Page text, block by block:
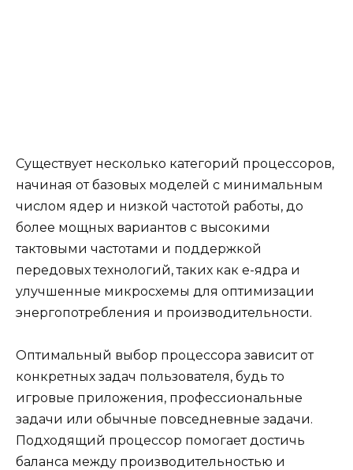
Существует несколько категорий процессоров,
начиная от базовых моделей с минимальным
числом ядер и низкой частотой работы, до
более мощных вариантов с высокими
тактовыми частотами и поддержкой
передовых технологий, таких как e-ядра и
улучшенные микросхемы для оптимизации
энергопотребления и производительности.
Оптимальный выбор процессора зависит от
конкретных задач пользователя, будь то
игровые приложения, профессиональные
задачи или обычные повседневные задачи.
Подходящий процессор помогает достичь
баланса между производительностью и